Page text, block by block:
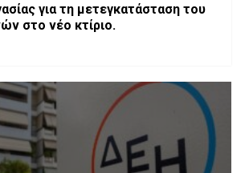
για τη μετεγκατάσταση του
στο νέο κτίριο.